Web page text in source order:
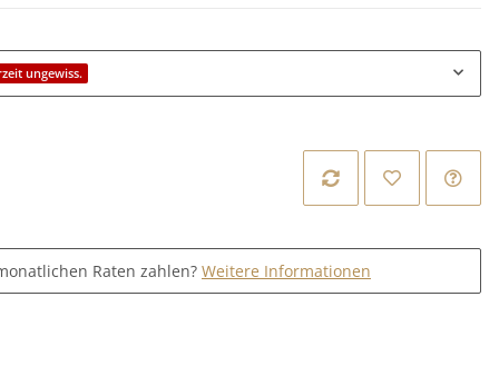
ungewiss.
Raten zahlen? Weitere Informationen